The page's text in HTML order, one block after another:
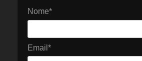
Nome*
Email*